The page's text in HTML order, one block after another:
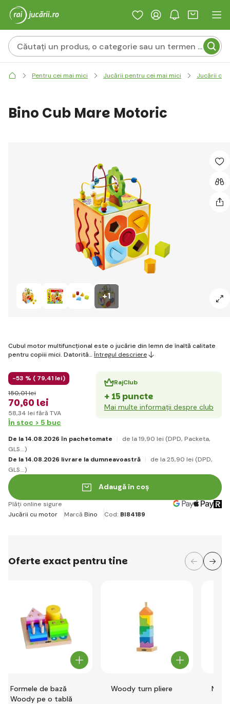
Pentru cei mai mici Jucării pentru cei mai mici Jucării cu
+1
Bino Cub Mare Motoric
Cubul motor multifuncțional este o jucărie din lemn de înaltă calitate
pentru copiii mici. Datorită… Întregul descriere
-53 % ( 79,41 lei)
70,60 lei
150,01 lei
58,34 lei fără TVA
RajClub
+ 15 puncte
Mai multe informații despre club
În stoc > 5 buc
De la 14.08.2026 în pachetomate de la 19,90 lei (DPD, Packeta,
GLS...)
De la 14.08.2026 livrare la dumneavoastră
de la 25,90 lei (DPD,
GLS...)
Adaugă în coș
Plăți online sigure
Jucării cu motor
Marcă Bino Cod: BI84189
Oferte exact pentru tine
Formele de bază
Woody pe o tablă
Woody turn pliere